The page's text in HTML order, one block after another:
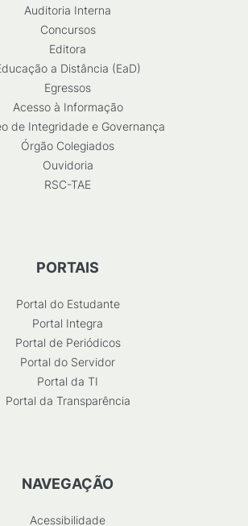
Auditoria Interna
Concursos
Editora
a Distância (EaD)
Egressos
Acesso à Informação
de Integridade e Governança
Órgão Colegiados
Ouvidoria
RSC-TAE
PORTAIS
Portal do Estudante
Portal Integra
Portal de Periódicos
Portal do Servidor
Portal da TI
Portal da Transparência
NAVEGAÇÃO
Acessibilidade